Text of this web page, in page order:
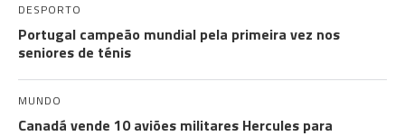
DESPORTO
Portugal campeão mundial pela primeira vez nos
seniores de ténis
MUNDO
Canadá vende 10 aviões militares Hercules para